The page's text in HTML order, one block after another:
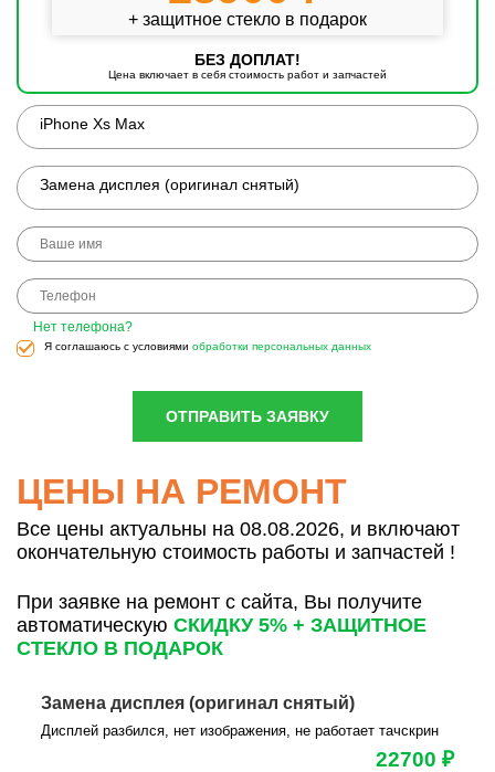
iPhone Xs Max
Замена дисплея (оригинал снятый)
Нет телефона?
Я соглашаюсь с условиями обработки персональных данных
ОТПРАВИТЬ ЗАЯВКУ
+ защитное стекло в подарок
БЕЗ ДОПЛАТ!
Цена включает в себя стоимость работ и запчастей
ЦЕНЫ НА РЕМОНТ
Все цены актуальны на 08.08.2026, и включают
окончательную стоимость работы и запчастей !
При заявке на ремонт с сайта, Вы получите
автоматическую СКИДКУ 5% + ЗАЩИТНОЕ
СТЕКЛО В ПОДАРОК
Замена дисплея (оригинал снятый)
Дисплей разбился, нет изображения, не работает тачскрин
22700 ₽